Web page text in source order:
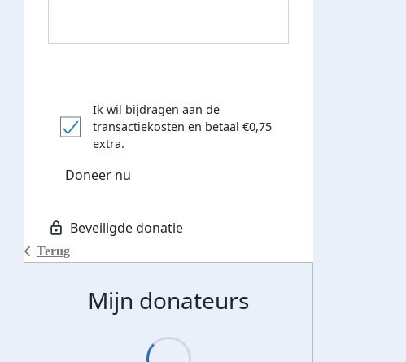
Donateurs bedankt
Terug
Ik wil bijdragen aan de
transactiekosten en betaal €0,75
extra.
Doneer nu
Mijn donateurs